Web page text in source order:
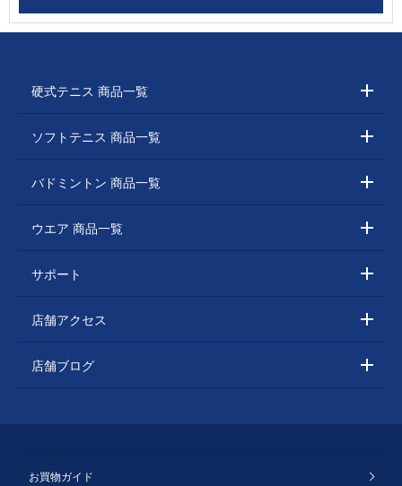
硬式テニス 商品一覧
ソフトテニス 商品一覧
バドミントン 商品一覧
ウエア 商品一覧
サポート
店舗アクセス
店舗ブログ
お買物ガイド